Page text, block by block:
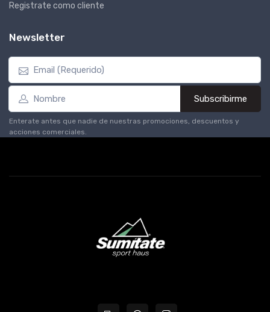
Registrate como cliente
Newsletter
Subscribirme
Enterate antes que nadie de nuestras promociones, descuentos y
acciones comerciales.